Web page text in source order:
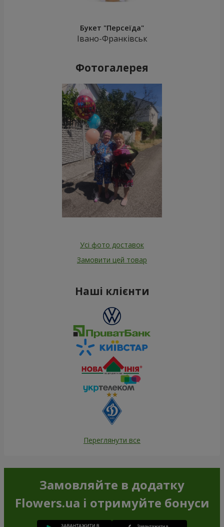
Букет "Персеїда"
Івано-Франківськ
Фотогалерея
Усі фото доставок
Замовити цей товар
Наші клієнти
Переглянути все
Замовляйте в додатку
Flowers.ua і отримуйте бонуси